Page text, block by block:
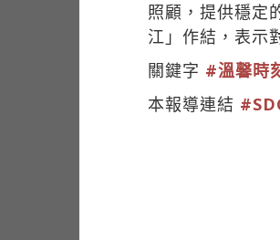
照顧，提供穩定
江」作結，表示
關鍵字 #溫馨時
本報導連結